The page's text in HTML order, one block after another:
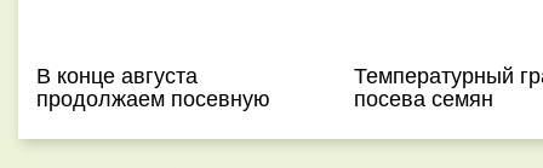
В конце августа
продолжаем посевную
Температурный
посева семян